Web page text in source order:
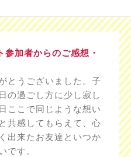
加者からのご感想・
とうございました。子
の過ごし方に少し寂し
ここで同じような想い
共感してもらえて、心
出来たお友達といつか
です。